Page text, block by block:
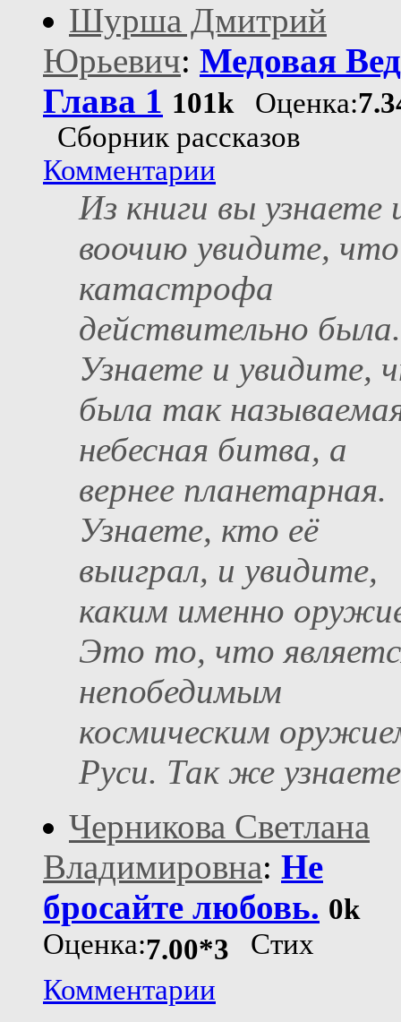
Шурша Дмитрий
Юрьевич: Медовая
Глава 1 101kОценка:
Сборник рассказов
Комментарии
Из книги вы узнаете
воочию увидите, что
катастрофа
действительно была.
Узнаете и увидите,
была так
небесная битва, а
вернее планетарная.
Узнаете, кто её
выиграл, и увидите,
каким именно
Это то, что
непобедимым
космическим
Руси. Так же
Черникова Светлана
Владимировна: Не
бросайте любовь. 0k
Оценка:7.00*3 Стих
Комментарии